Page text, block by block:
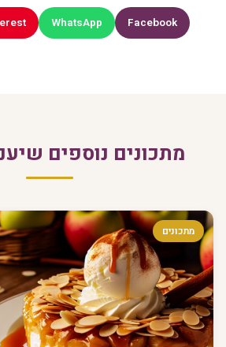
Facebook
WhatsApp
מתכונים נוספים
מתכונים